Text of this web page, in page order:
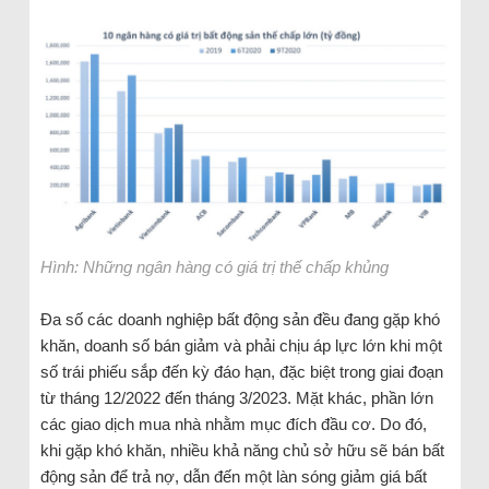
Hình: Những ngân hàng có giá trị thế chấp khủng
Đa số các doanh nghiệp bất động sản đều đang gặp khó
khăn, doanh số bán giảm và phải chịu áp lực lớn khi một
số trái phiếu sắp đến kỳ đáo hạn, đặc biệt trong giai đoạn
từ tháng 12/2022 đến tháng 3/2023. Mặt khác, phần lớn
các giao dịch mua nhà nhằm mục đích đầu cơ. Do đó,
khi gặp khó khăn, nhiều khả năng chủ sở hữu sẽ bán bất
động sản để trả nợ, dẫn đến một làn sóng giảm giá bất